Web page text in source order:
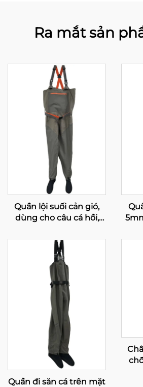
Ra mắt sản
Quần lội suối cản gió,
dùng cho câu cá hồi,
neoprene chống nước,
có tất chống nước,
chống thấm 100%
Quần đi săn cá trên mặt